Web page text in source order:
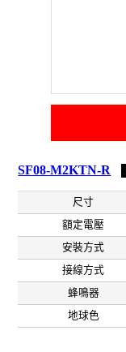
SF08-M2KTN-R
尺寸
額定電壓
安裝方式
接線方式
蜂鳴器
地球色